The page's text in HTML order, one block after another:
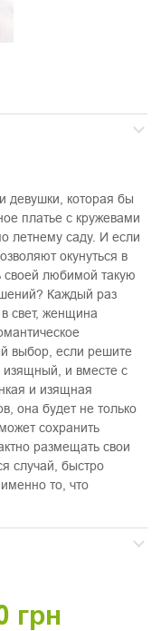
девушки, которая бы
платье с кружевами
летнему саду. И если
окунуться в
своей любимой такую
Каждый раз
свет, женщина
выбор, если решите
изящный, и вместе с
и изящная
она будет не только
сохранить
размещать свои
случай, быстро
то, что
грн